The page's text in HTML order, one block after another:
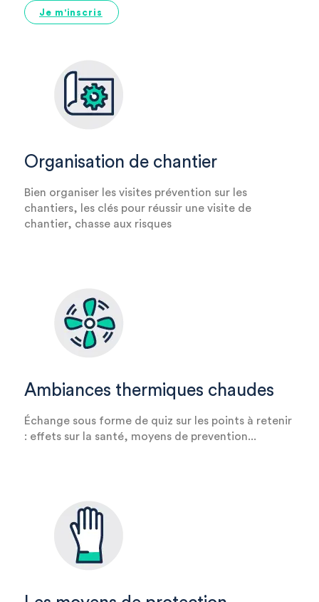
Je m'inscris
Organisation de chantier
Bien organiser les visites prévention sur les
chantiers, les clés pour réussir une visite de
chantier, chasse aux risques
Ambiances thermiques chaudes
Échange sous forme de quiz sur les points à retenir
: effets sur la santé, moyens de prevention...